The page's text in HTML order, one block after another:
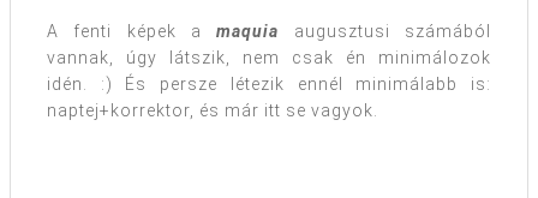
A fenti képek amaquia augusztusi számából
vannak, úgy látszik, nem csak én minimálozok
idén. :) És persze létezik ennél minimálabb is:
naptej+korrektor, és már itt se vagyok.